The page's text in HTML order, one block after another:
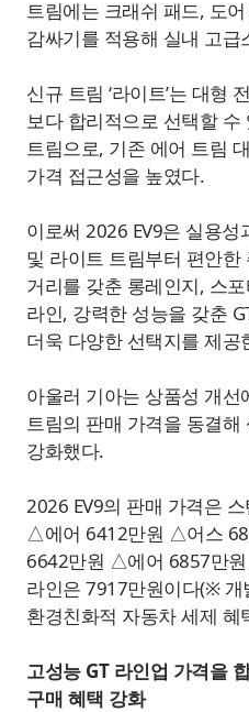
트림에는 크래쉬 패드, 도
감싸기를 적용해 실내 고
신규 트림 ‘라이트’는 대형
보다 합리적으로 선택할 수
트림으로, 기존 에어 트림
가격 접근성을 높였다.
이로써 2026 EV9은 실용
및 라이트 트림부터 편안
거리를 갖춘 롱레인지, 스
라인, 강력한 성능을 갖춘
더욱 다양한 선택지를 제공
아울러 기아는 상품성 개선
트림의 판매 가격을 동결해
강화했다.
2026 EV9의 판매 가격은
△에어 6412만원 △어스
6642만원 △에어 6857만
라인은 7917만원이다(※ 개
환경친화적 자동차 세제 혜
고성능 GT 라인업 가격을
구매 혜택 강화